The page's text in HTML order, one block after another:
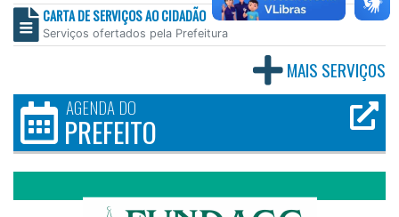
CARTA DE SERVIÇOS AO CIDADÃO
Serviços ofertados pela Prefeitura
MAIS SERVIÇOS
AGENDA DO
PREFEITO